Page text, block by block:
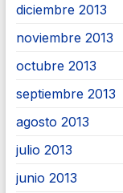
diciembre 2013
noviembre 2013
octubre 2013
septiembre 2013
agosto 2013
julio 2013
junio 2013